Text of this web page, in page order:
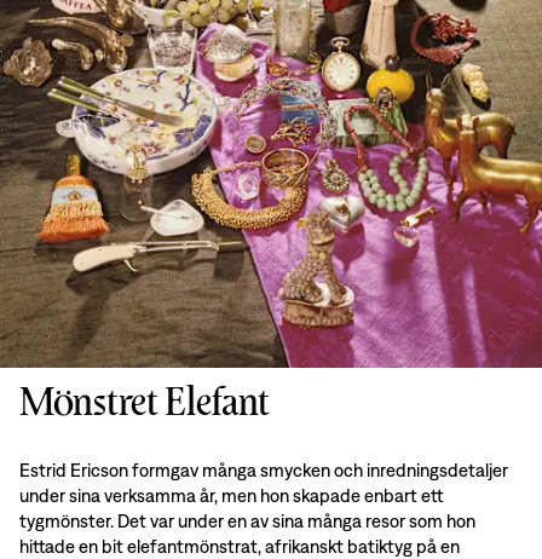
Mönstret Elefant
Estrid Ericson formgav många smycken och inredningsdetaljer
under sina verksamma år, men hon skapade enbart ett
tygmönster. Det var under en av sina många resor som hon
hittade en bit elefantmönstrat, afrikanskt batiktyg på en